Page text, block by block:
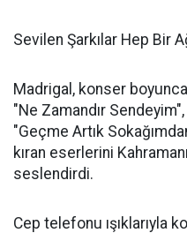
Sevilen Şarkılar Hep Bir
Madrigal, konser
"Ne Zamandır
"Geçme Artık
kıran eserlerini
seslendirdi.
Cep telefonu ışıklarıyla